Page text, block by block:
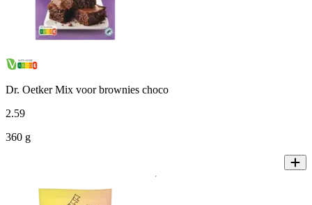
Dr. Oetker Mix voor brownies choco
2.59
360 g